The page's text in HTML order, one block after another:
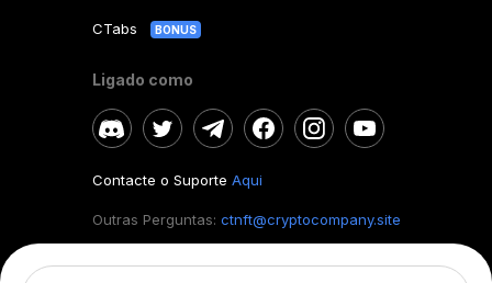
CTabs BONUS
Ligado como
Contacte o Suporte Aqui
Outras Perguntas: ctnft@cryptocompany.site